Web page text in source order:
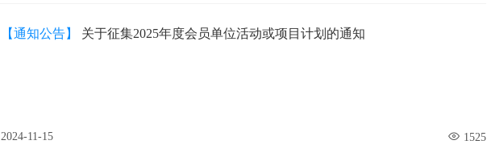
【通知公告】 关于征集2025年度会员单位活动或项目计划的通知
2024-11-15 1525